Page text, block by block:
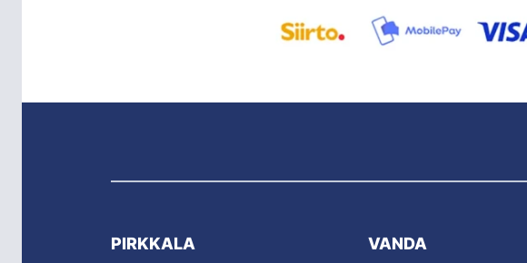
PIRKKALA VANDA